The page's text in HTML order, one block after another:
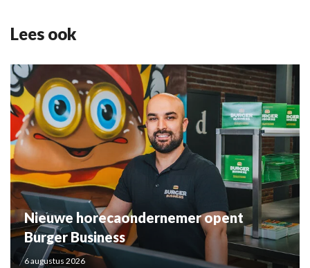
Lees ook
Nieuwe horecaondernemer opent
Burger Business
6 augustus 2026